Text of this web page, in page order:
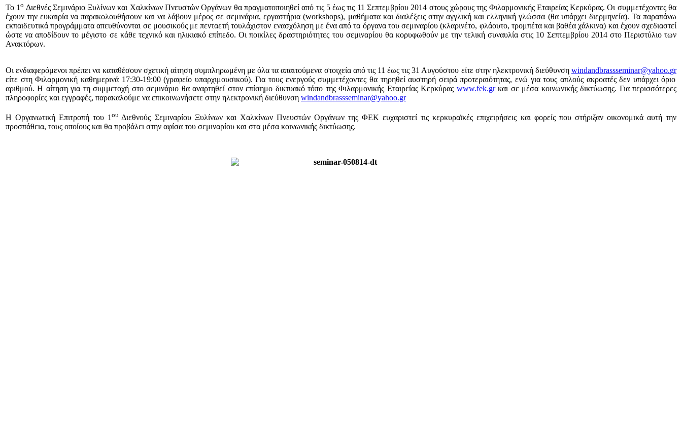
Το 1ο Διεθνές Σεμινάριο Ξυλίνων και Χαλκίνων Πνευστών Οργάνων θα πραγματοποιηθεί από τις 5 έως τις 11 Σεπτεμβρίου 2014 στους χώρους της Φιλαρμονικής Εταιρείας Κερκύρας. Οι συμμετέχοντες θα
έχουν την ευκαιρία να παρακολουθήσουν και να λάβουν μέρος σε σεμινάρια, εργαστήρια (workshops), μαθήματα και διαλέξεις στην αγγλική και ελληνική γλώσσα (θα υπάρχει διερμηνεία). Τα παραπάνω
εκπαιδευτικά προγράμματα απευθύνονται σε μουσικούς με πενταετή τουλάχιστον ενασχόληση με ένα από τα όργανα του σεμιναρίου (κλαρινέτο, φλάουτο, τρομπέτα και βαθέα χάλκινα) και έχουν σχεδιαστεί
ώστε να αποδίδουν το μέγιστο σε κάθε τεχνικό και ηλικιακό επίπεδο. Οι ποικίλες δραστηριότητες του σεμιναρίου θα κορυφωθούν με την τελική συναυλία στις 10 Σεπτεμβρίου 2014 στο Περιστύλιο των
Ανακτόρων.
Οι ενδιαφερόμενοι πρέπει να καταθέσουν σχετική αίτηση συμπληρωμένη με όλα τα απαιτούμενα στοιχεία από τις 11 έως τις 31 Αυγούστου είτε στην ηλεκτρονική διεύθυνση windandbrassseminar@yahoo.gr
είτε στη Φιλαρμονική καθημερινά 17:30-19:00 (γραφείο υπαρχιμουσικού). Για τους ενεργούς συμμετέχοντες θα τηρηθεί αυστηρή σειρά προτεραιότητας, ενώ για τους απλούς ακροατές δεν υπάρχει όριο
αριθμού. Η αίτηση για τη συμμετοχή στο σεμινάριο θα αναρτηθεί στον επίσημο δικτυακό τόπο της Φιλαρμονικής Εταιρείας Κερκύρας www.fek.grκαι σε μέσα κοινωνικής δικτύωσης. Για περισσότερες
πληροφορίες και εγγραφές, παρακαλούμε να επικοινωνήσετε στην ηλεκτρονική διεύθυνση windandbrassseminar@yahoo.gr
Η Οργανωτική Επιτροπή του 1ου Διεθνούς Σεμιναρίου Ξυλίνων και Χαλκίνων Πνευστών Οργάνων της ΦΕΚ ευχαριστεί τις κερκυραϊκές επιχειρήσεις και φορείς που στήριξαν οικονομικά αυτή την
προσπάθεια, τους οποίους και θα προβάλει στην αφίσα του σεμιναρίου και στα μέσα κοινωνικής δικτύωσης.